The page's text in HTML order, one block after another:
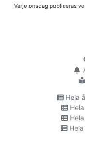
Varje onsdag publiceras
Hela
Hela
Hela